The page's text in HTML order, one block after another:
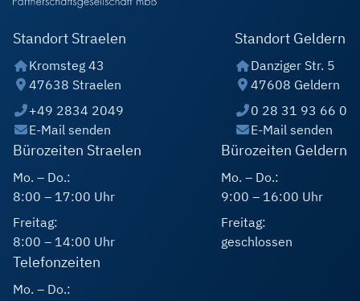
Standort Straelen
Kromsteg 43
47638 Straelen
+49 2834 2049
E-Mail senden
Standort Geldern
Danziger Str. 5
47608 Geldern
0 28 31 93 66 0
E-Mail senden
Bürozeiten Straelen
Mo. – Do.:
8:00 – 17:00 Uhr
Freitag:
8:00 – 14:00 Uhr
Bürozeiten Geldern
Mo. – Do.:
9:00 – 16:00 Uhr
Freitag:
geschlossen
Telefonzeiten
Mo. – Do.: